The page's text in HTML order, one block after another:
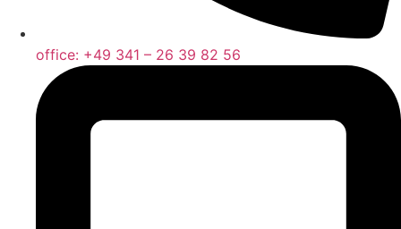
office: +49 341 – 26 39 82 56